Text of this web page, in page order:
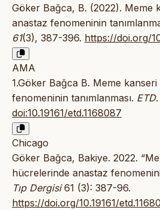
Göker Bağca, B. (2022). Meme
anastaz fenomeninin
61(3), 387-396. https://doi.org/
AMA
1.Göker Bağca B. Meme
fenomeninin tanımlanması. ETD
doi:10.19161/etd.1168087
Chicago
Göker Bağca, Bakiye. 2022.
hücrelerinde anastaz
Tıp Dergisi61 (3): 387-96.
https://doi.org/10.19161/